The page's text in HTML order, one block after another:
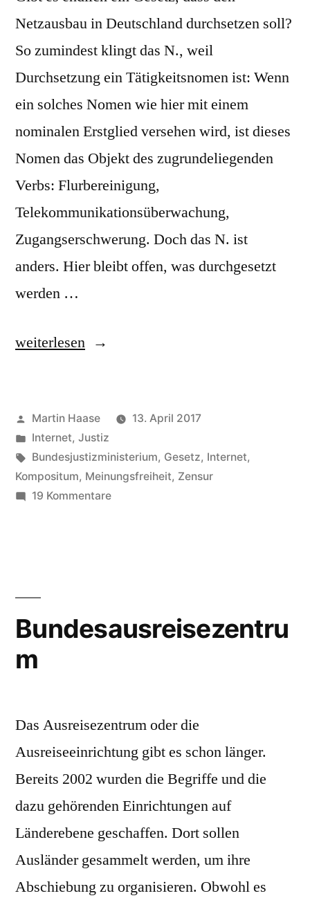
Netzausbau in Deutschland durchsetzen soll?
So zumindest klingt das N., weil
Durchsetzung ein Tätigkeitsnomen ist: Wenn
ein solches Nomen wie hier mit einem
nominalen Erstglied versehen wird, ist dieses
Nomen das Objekt des zugrundeliegenden
Verbs: Flurbereinigung,
Telekommunikationsüberwachung,
Zugangserschwerung. Doch das N. ist
anders. Hier bleibt offen, was durchgesetzt
werden …
„Netzwerkdurchsetzungsgesetz“
weiterlesen
Veröffentlicht
von
Martin Haase
13. April 2017
Veröffentlicht
in
Internet, Justiz
Schlagwörter:
Bundesjustizministerium, Gesetz, Internet,
Kompositum, Meinungsfreiheit, Zensur
19 Kommentarezu
Bundesausreisezentru
m
Das Ausreisezentrum oder die
Ausreiseeinrichtung gibt es schon länger.
Bereits 2002 wurden die Begriffe und die
dazu gehörenden Einrichtungen auf
Länderebene geschaffen. Dort sollen
Ausländer gesammelt werden, um ihre
Abschiebung zu organisieren. Obwohl es